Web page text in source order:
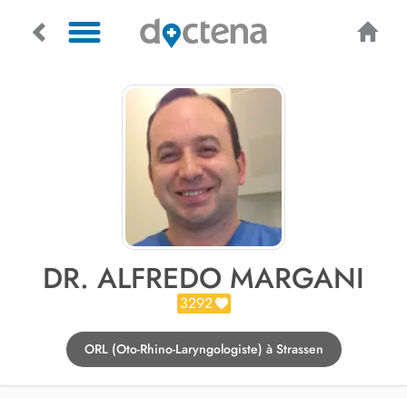
DR. ALFREDO MARGANI
3292
ORL (Oto-Rhino-Laryngologiste) à Strassen